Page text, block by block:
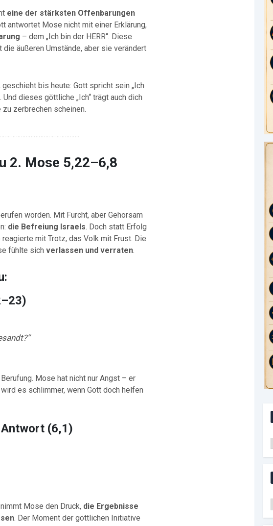
eine der stärksten Offenbarungen
antwortet Mose nicht mit einer Erklärung,
– dem „Ich bin der HERR“. Diese
äußeren Umstände, aber sie verändert
bis heute: Gott spricht sein „Ich
dieses göttliche „Ich“ trägt auch dich
zerbrechen scheinen.
2. Mose 5,22–6,8
worden. Mit Furcht, aber Gehorsam
die Befreiung Israels. Doch statt Erfolg
mit Trotz, das Volk mit Frust. Die
fühlte sich verlassen und verraten.
Mose hat nicht nur Angst – er
wird es schlimmer, wenn Gott doch helfen
(6,1)
Mose den Druck, die Ergebnisse
. Der Moment der göttlichen Initiative